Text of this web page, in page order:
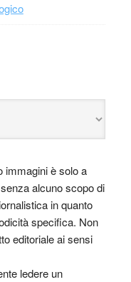
immagini è solo a
alcuno scopo di
in quanto
specifica. Non
editoriale ai sensi
ledere un